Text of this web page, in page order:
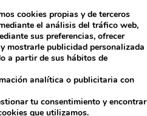
cookies propias y de terceros
el análisis del tráfico web,
sus preferencias, ofrecer
mostrarle publicidad personalizada
a partir de sus hábitos de
analítica o publicitaria con
tu consentimiento y encontrar
que utilizamos.